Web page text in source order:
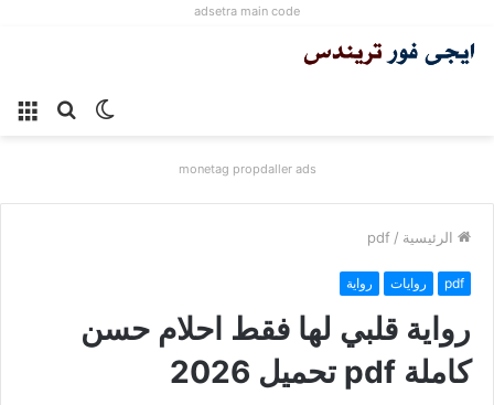
adsetra main code
بحث الوضع
monetag propdaller ads
الرئيسية /
pdf
pdf روايات رواية
رواية قلبي لها فقط احلام حسن
كاملة pdf تحميل 2026